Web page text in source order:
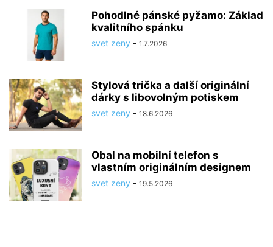
Pohodlné pánské pyžamo: Základ
kvalitního spánku
svet zeny - 1.7.2026
Stylová trička a další originální
dárky s libovolným potiskem
svet zeny - 18.6.2026
Obal na mobilní telefon s
vlastním originálním designem
svet zeny - 19.5.2026